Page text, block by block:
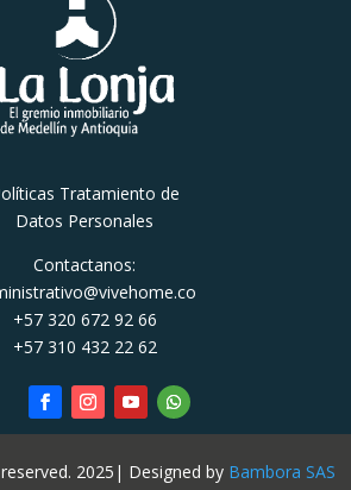
Tratamiento de
Datos Personales
Contactanos:
+57 320 672 92 66
+57 310 432 22 62
2025| Designed by Bambora SAS